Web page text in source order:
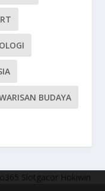
BUDAYA
Slotgacor Hokiwin